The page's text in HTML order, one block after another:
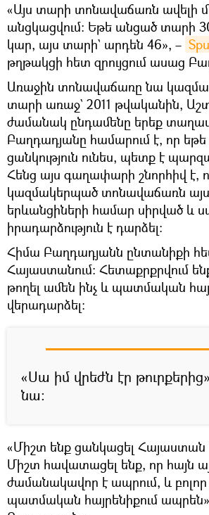
«Այս տարի տոնավաճառն ավելի
անցկացվում։ Եթե անցած տարի
կար, այս տարի` արդեն 46», –
թղթակցի հետ զրույցում ասաց
Առաջին տոնավաճառը նա
տարի առաջ` 2011 թվականին,
ժամանակ ընդամենը երեք
Բաղդադյանը համարում է, որ եթե
ցանկություն ունես, պետք է
Հենց այս գաղափարի շնորհիվ է,
կազմակերպած տոնավաճառն
երևանցիների համար սիրված և
իրադարձություն է դարձել։
Հիմա Բաղդադյանն ընտանիքի
Հայաստանում։ Հետաքրքրվում
թողել ամեն ինչ և պատմական
վերադարձել։
«Սա իմ վրեժն էր
նա։
«Միշտ ենք ցանկացել Հայաստան
Միշտ հավատացել ենք, որ հայն
ժամանակավոր է ապրում, և
պատմական հայրենիքում